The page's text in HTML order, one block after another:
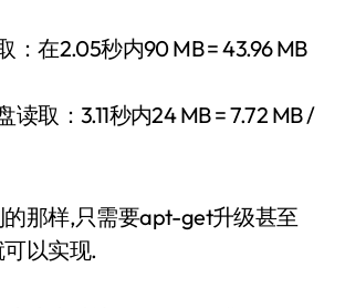
：在2.05秒内90 MB = 43.96 MB
读取：3.11秒内24 MB = 7.72 MB /
那样,只需要apt-get升级甚至
以实现.